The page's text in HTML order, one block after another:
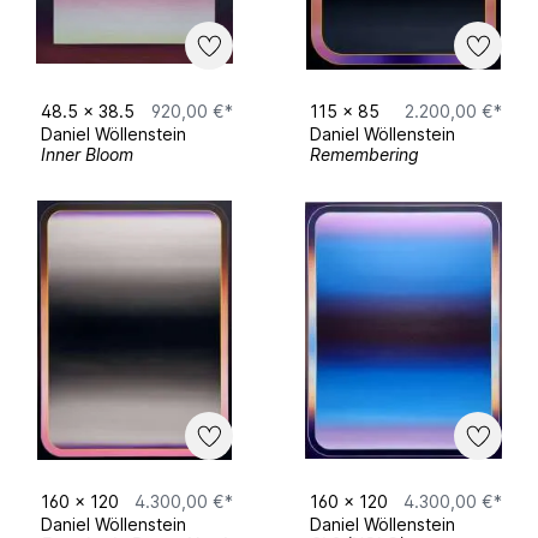
Upcoming
Juni SKM Pop Up Ausstellung München
August SKM Community Ausstellung Leipzig
Worum geht’s? Die Arbeiten stammen aus
dem Bilderzyklus „TUNING" - aus dem
Zeitraum 2018 bis heute, wobei die reinen
„TUNING“ Zyklus übernehmen. Es geht um
eine sukzessive Entgegenständlichung und
48.5 x 38.5
920,00 €*
Daniel Wöllenstein
Inner Bloom
115 x 85
2.200,00 €*
Daniel Wöllenstein
Remembering
160 x 120
4.300,00 €*
Daniel Wöllenstein
160 x 120
4.300,00 €*
Daniel Wöllenstein